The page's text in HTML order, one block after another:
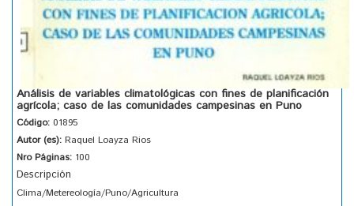
Análisis de variables climatológicas con fines de planificación
agrícola; caso de las comunidades campesinas en Puno
Código: 01895
Autor (es): Raquel Loayza Rios
Nro Páginas: 100
Descripción
Clima/Metereología/Puno/Agricultura